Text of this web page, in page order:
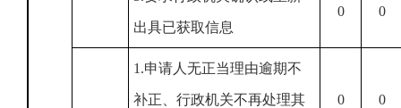
出具已获取信息
0 0
1.申请人无正当理由逾期不
补正、行政机关不再处理其 0 0